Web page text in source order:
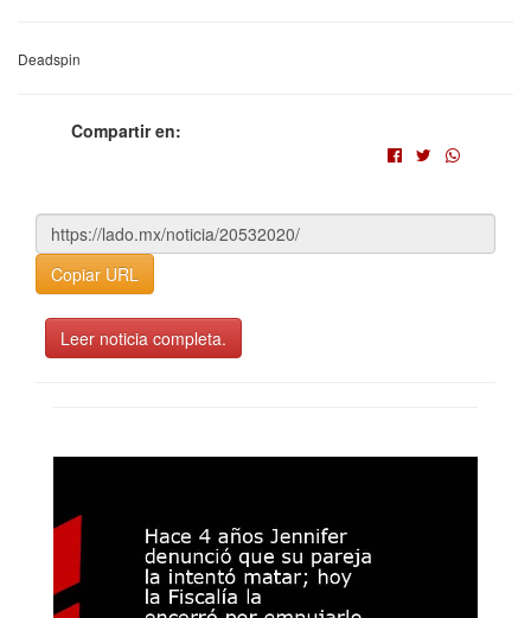
Deadspin
Compartir en:
Copiar URL
Leer noticia completa.